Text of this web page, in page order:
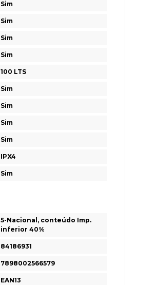
Sim
Sim
Sim
Sim
100 LTS
Sim
Sim
Sim
Sim
IPX4
Sim
5-Nacional, conteúdo Imp.
inferior 40%
84186931
7898002566579
EAN13